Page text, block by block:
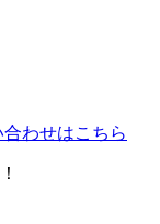
合わせはこちら